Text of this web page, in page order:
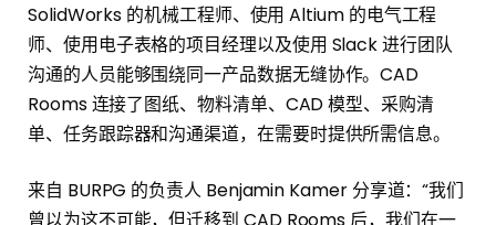
SolidWorks 的机械工程师、使用 Altium 的电气工程
师、使用电子表格的项目经理以及使用 Slack 进行团队
沟通的人员能够围绕同一产品数据无缝协作。CAD
Rooms 连接了图纸、物料清单、CAD 模型、采购清
单、任务跟踪器和沟通渠道，在需要时提供所需信息。
来自 BURPG 的负责人 Benjamin Kamer 分享道：“我们